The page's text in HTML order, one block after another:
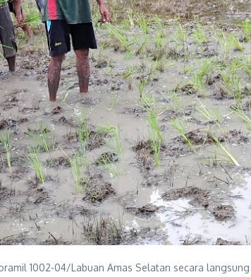
1002-04/Labuan Amas Selatan secara